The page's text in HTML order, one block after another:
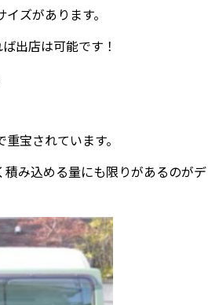
ズがあります。
出店は可能です！
宝されています。
み込める量にも限りがあるのがデ